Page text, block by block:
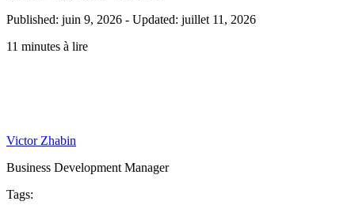
Published: juin 9, 2026 - Updated: juillet 11, 2026
11 minutes à lire
Victor Zhabin
Business Development Manager
Tags: